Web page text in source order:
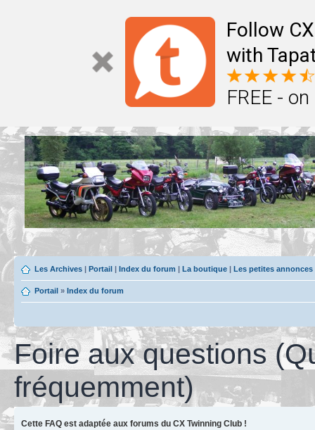
Follow
with
FREE -
Les Archives | Portail | Index du forum | La boutique | Les petites
Portail » Index du forum
Foire aux questions
fréquemment)
Cette FAQ est adaptée aux forums du CX Twinning Club !